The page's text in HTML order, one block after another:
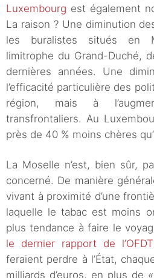
Luxembourg est également
La raison ? Une diminution
les buralistes situés en
limitrophe du Grand-Duché,
dernières années. Une
l’efficacité particulière des
région, mais à
transfrontaliers. Au
près de 40 % moins chères
La Moselle n’est, bien sûr,
concerné. De manière
vivant à proximité d’une
laquelle le tabac est moins
plus tendance à faire le
le dernier rapport de l’OFDT
feraient perdre à l’État,
milliards d’euros, en plus de